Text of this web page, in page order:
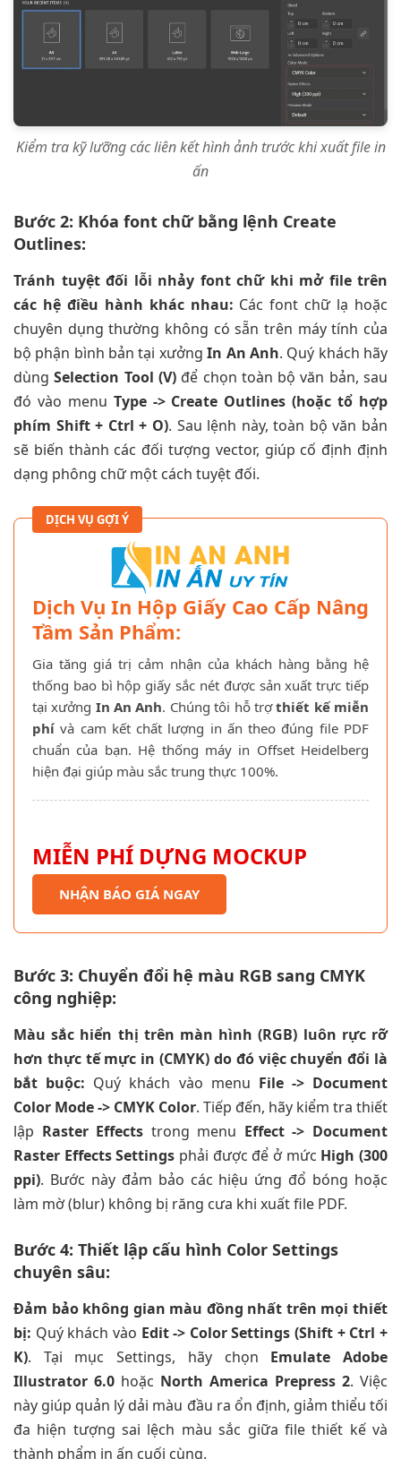
Kiểm tra kỹ lưỡng các liên kết hình ảnh trước khi xuất file in
ấn
Bước 2: Khóa font chữ bằng lệnh Create
Outlines:
Tránh tuyệt đối lỗi nhảy font chữ khi mở file trên
các hệ điều hành khác nhau: Các font chữ lạ hoặc
chuyên dụng thường không có sẵn trên máy tính của
bộ phận bình bản tại xưởngIn An Anh. Quý khách hãy
dùngSelection Tool (V)để chọn toàn bộ văn bản, sau
đó vào menu Type -> Create Outlines (hoặc tổ hợp
phím Shift + Ctrl + O). Sau lệnh này, toàn bộ văn bản
sẽ biến thành các đối tượng vector, giúp cố định định
dạng phông chữ một cách tuyệt đối.
DỊCH VỤ GỢI Ý
Dịch Vụ In Hộp Giấy Cao Cấp Nâng
Tầm Sản Phẩm:
Gia tăng giá trị cảm nhận của khách hàng bằng hệ
thống bao bì hộp giấy sắc nét được sản xuất trực tiếp
tại xưởng In An Anh. Chúng tôi hỗ trợthiết kế miễn
phí và cam kết chất lượng in ấn theo đúng file PDF
chuẩn của bạn. Hệ thống máy in Offset Heidelberg
hiện đại giúp màu sắc trung thực 100%.
MIỄN PHÍ DỰNG MOCKUP
NHẬN BÁO GIÁ NGAY
Bước 3: Chuyển đổi hệ màu RGB sang CMYK
công nghiệp:
Màu sắc hiển thị trên màn hình (RGB) luôn rực rỡ
hơn thực tế mực in (CMYK) do đó việc chuyển đổi là
bắt buộc: Quý khách vào menu File -> Document
Color Mode -> CMYK Color. Tiếp đến, hãy kiểm tra thiết
lập Raster Effects trong menu Effect -> Document
Raster Effects Settings phải được để ở mức High (300
ppi). Bước này đảm bảo các hiệu ứng đổ bóng hoặc
làm mờ (blur) không bị răng cưa khi xuất file PDF.
Bước 4: Thiết lập cấu hình Color Settings
chuyên sâu:
Đảm bảo không gian màu đồng nhất trên mọi thiết
bị: Quý khách vào Edit -> Color Settings (Shift + Ctrl +
K). Tại mục Settings, hãy chọn Emulate Adobe
Illustrator 6.0 hoặc North America Prepress 2. Việc
này giúp quản lý dải màu đầu ra ổn định, giảm thiểu tối
đa hiện tượng sai lệch màu sắc giữa file thiết kế và
thành phẩm in ấn cuối cùng.